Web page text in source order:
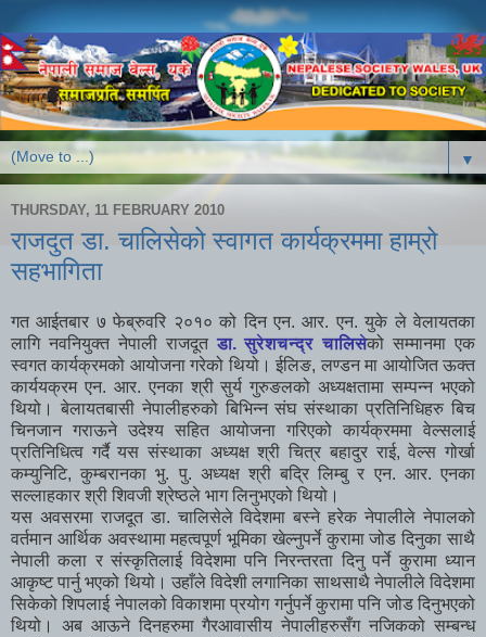
▼
THURSDAY, 11 FEBRUARY 2010
राजदुत डा. चालिसेको स्वागत कार्यक्रममा हाम्रो
सहभागिता
गत आईतबार ७ फेब्रुवरि २०१० को दिन एन. आर. एन. युके ले वेलायतका
लागि नवनियुक्त नेपाली राजदूत डा. सुरेशचन्द्र चालिसेको सम्मानमा एक
स्वगत कार्यक्रमको आयोजना गरेको थियो। ईलिङ, लण्डन मा आयोजित ऊक्त
कार्ययक्रम एन. आर. एनका श्री सुर्य गुरुङलको अध्यक्षतामा सम्पन्न भएको
थियो। बेलायतबासी नेपालीहरुको बिभिन्न संघ संस्थाका प्रतिनिधिहरु बिच
चिनजान गराऊने उदेश्य सहित आयोजना गरिएको कार्यक्रममा वेल्सलाई
प्रतिनिधित्व गर्दै यस संस्थाका अध्यक्ष श्री चित्र बहादुर राई, वेल्स गोर्खा
कम्युनिटि, कुम्बरानका भु. पु. अध्यक्ष श्री बद्रि लिम्बु र एन. आर. एनका
सल्लाहकार श्री शिवजी श्रेष्ठले भाग लिनुभएको थियो।
यस अवसरमा राजदूत डा. चालिसेले विदेशमा बस्ने हरेक नेपालीले नेपालको
वर्तमान आर्थिक अवस्थामा महत्वपूर्ण भूमिका खेल्नुपर्ने कुरामा जोड दिनुका साथै
नेपाली कला र संस्कृतिलाई विदेशमा पनि निरन्तरता दिनु पर्ने कुरामा ध्यान
आकृष्ट पार्नु भएको थियो। उहाँले विदेशी लगानिका साथसाथै नेपालीले विदेशमा
सिकेको शिपलाई नेपालको विकाशमा प्रयोग गर्नुपर्ने कुरामा पनि जोड दिनुभएको
थियो। अब आऊने दिनहरुमा गैरआवासीय नेपालीहरुसँग नजिकको सम्बन्ध